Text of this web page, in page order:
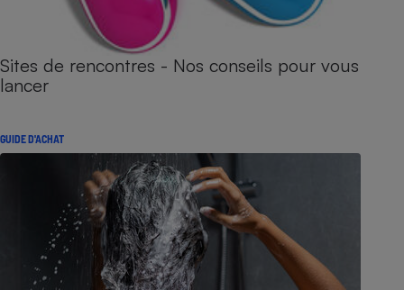
Sites de rencontres - Nos conseils pour vous
lancer
GUIDE D'ACHAT